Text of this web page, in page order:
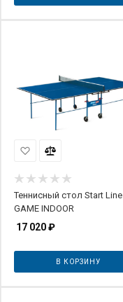
Теннисный стол Start Line
GAME INDOOR
17 020₽
В КОРЗИНУ